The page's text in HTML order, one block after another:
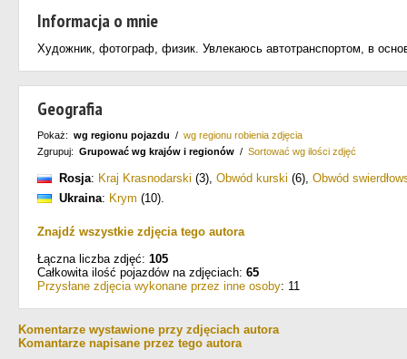
Informacja o mnie
Художник, фотограф, физик. Увлекаюсь автотранспортом, в
Geografia
Pokaż: wg regionu pojazdu / wg regionu robienia zdjęcia
Zgrupuj: Grupować wg krajów i regionów / Sortować wg ilości zdjęć
Rosja: Kraj Krasnodarski (3), Obwód kurski (6), Obwód
Ukraina: Krym (10).
Znajdź wszystkie zdjęcia tego autora
Łączna liczba zdjęć: 105
Całkowita ilość pojazdów na zdjęciach: 65
Przysłane zdjęcia wykonane przez inne osoby: 11
Komentarze wystawione przy zdjęciach autora
Komantarze napisane przez tego autora